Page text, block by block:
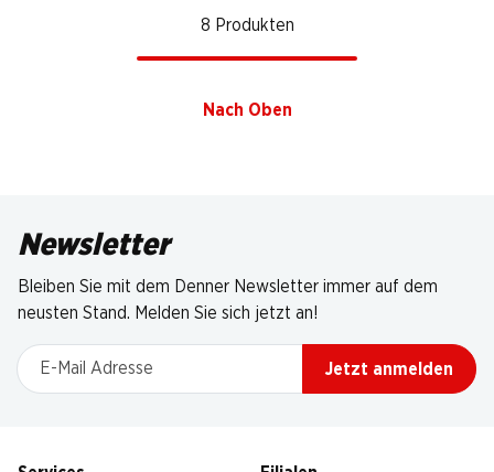
8 Produkten
Nach Oben
Newsletter
Bleiben Sie mit dem Denner Newsletter immer auf dem
neusten Stand. Melden Sie sich jetzt an!
E-Mail Adresse
Jetzt anmelden